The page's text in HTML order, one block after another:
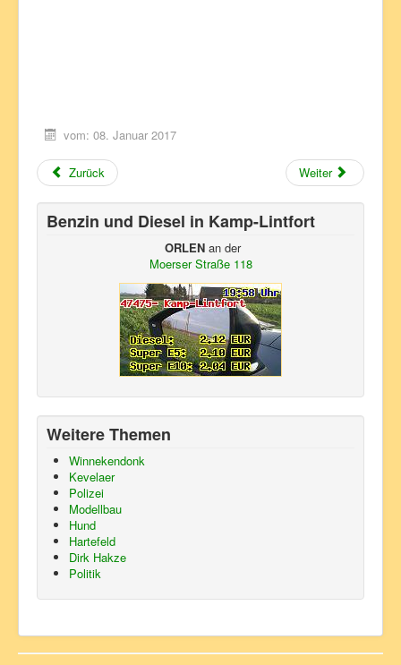
vom: 08. Januar 2017
Zurück Weiter
Benzin und Diesel in Kamp-Lintfort
ORLEN an der
Moerser Straße 118
Weitere Themen
Winnekendonk
Kevelaer
Polizei
Modellbau
Hund
Hartefeld
Dirk Hakze
Politik